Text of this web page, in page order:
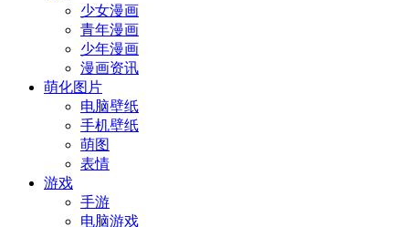
少女漫画
青年漫画
少年漫画
漫画资讯
萌化图片
电脑壁纸
手机壁纸
萌图
表情
游戏
手游
电脑游戏